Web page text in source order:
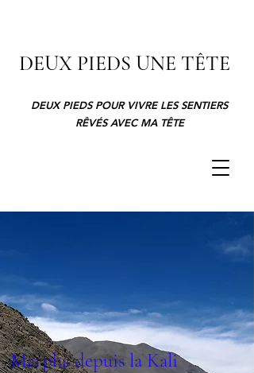
DEUX PIEDS UNE TÊTE
DEUX PIEDS POUR VIVRE LES SENTIERS
RÊVÉS AVEC MA TÊTE
Marpha depuis la Kali